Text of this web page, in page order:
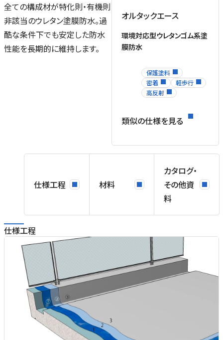
全ての構成材が特化則・有機則
非該当のウレタン塗膜防水。過
酷な条件下でも安定した防水
性能を長期的に維持します。
オルタックエース
環境対応型ウレタンゴム系塗
膜防水
保護塗料
密着
軽歩行
高反射
類似の仕様を見る
仕様工程 材料
カタログ・
その他資
料
仕様工程